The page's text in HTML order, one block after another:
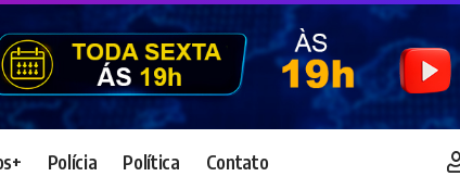
Polícia Política Contato